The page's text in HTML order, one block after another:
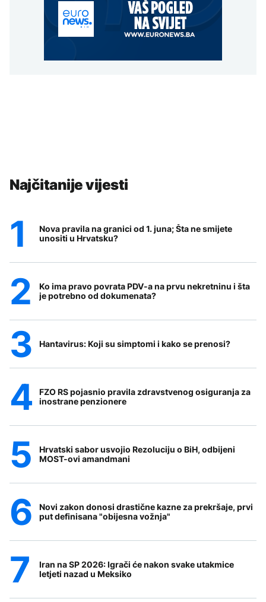
Najčitanije vijesti
Nova pravila na granici od 1. juna; Šta ne smijete
unositi u Hrvatsku?
Ko ima pravo povrata PDV-a na prvu nekretninu i šta
je potrebno od dokumenata?
Hantavirus: Koji su simptomi i kako se prenosi?
FZO RS pojasnio pravila zdravstvenog osiguranja za
inostrane penzionere
Hrvatski sabor usvojio Rezoluciju o BiH, odbijeni
MOST-ovi amandmani
Novi zakon donosi drastične kazne za prekršaje, prvi
put definisana "obijesna vožnja"
Iran na SP 2026: Igrači će nakon svake utakmice
letjeti nazad u Meksiko